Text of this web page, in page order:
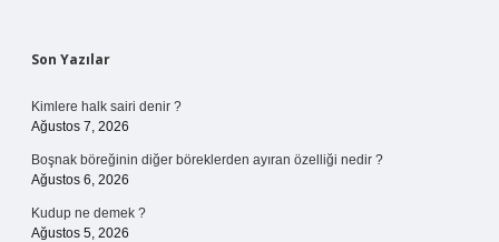
Sidebar
Son Yazılar
Kimlere halk sairi denir ?
Ağustos 7, 2026
Boşnak böreğinin diğer böreklerden ayıran özelliği nedir ?
Ağustos 6, 2026
Kudup ne demek ?
Ağustos 5, 2026